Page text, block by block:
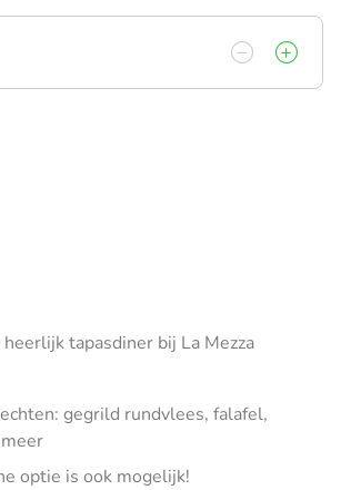
tapasdiner bij La Mezza
gegrild rundvlees, falafel,
optie is ook mogelijk!